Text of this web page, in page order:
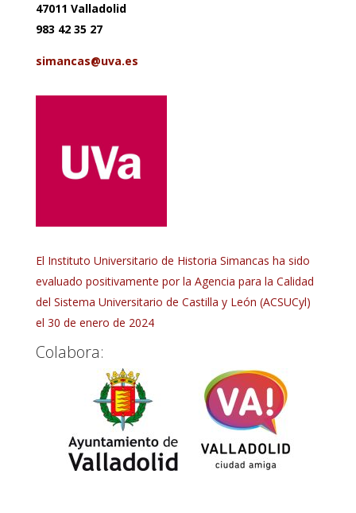
47011 Valladolid
983 42 35 27
simancas@uva.es
El Instituto Universitario de Historia Simancas ha sido
evaluado positivamente por la Agencia para la Calidad
del Sistema Universitario de Castilla y León (ACSUCyl)
el 30 de enero de 2024
Colabora: